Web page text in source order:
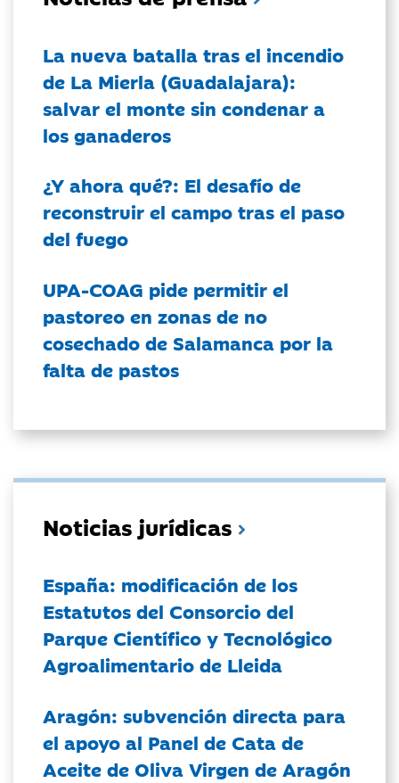
La nueva batalla tras el incendio
de La Mierla (Guadalajara):
salvar el monte sin condenar a
los ganaderos
¿Y ahora qué?: El desafío de
reconstruir el campo tras el paso
del fuego
UPA-COAG pide permitir el
pastoreo en zonas de no
cosechado de Salamanca por la
falta de pastos
Noticias jurídicas
España: modificación de los
Estatutos del Consorcio del
Parque Científico y Tecnológico
Agroalimentario de Lleida
Aragón: subvención directa para
el apoyo al Panel de Cata de
Aceite de Oliva Virgen de Aragón